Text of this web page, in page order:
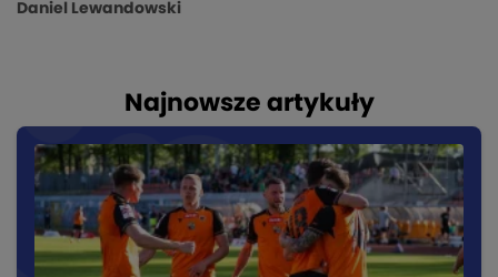
Daniel Lewandowski
Najnowsze artykuły